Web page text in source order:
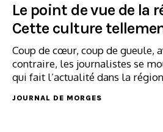
Le point de vue de la
Cette culture
Coup de cœur, coup de gueule,
contraire, les journalistes se
qui fait l’actualité dans la
JOURNAL DE MORGES